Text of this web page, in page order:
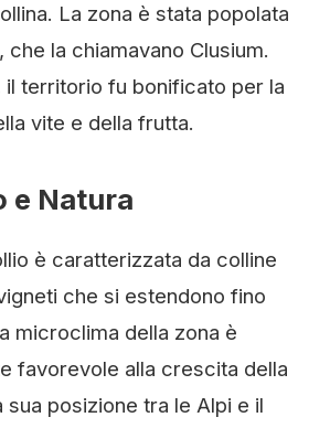
La zona è stata popolata
che la chiamavano Clusium.
il territorio fu bonificato per la
vite e della frutta.
e Natura
è caratterizzata da colline
che si estendono fino
microclima della zona è
favorevole alla crescita della
sua posizione tra le Alpi e il